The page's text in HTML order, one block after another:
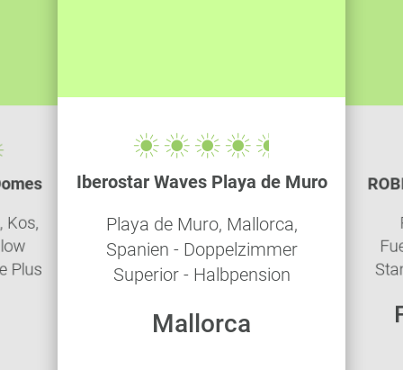
Kos,
Plus
Iberostar Waves Playa de Muro
Playa de Muro, Mallorca,
Spanien - Doppelzimmer
Superior - Halbpension
Mallorca